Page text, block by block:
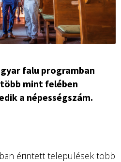
falu programban
mint felében
a népességszám.
érintett települések több